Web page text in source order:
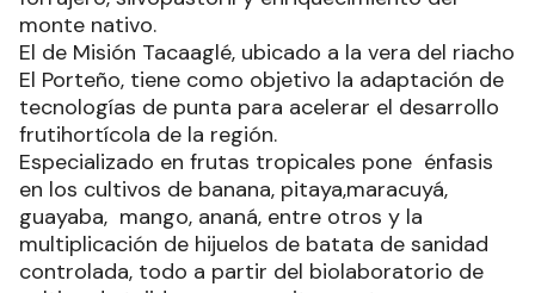
monte nativo.
El de Misión Tacaaglé, ubicado a la vera del riacho
El Porteño, tiene como objetivo la adaptación de
tecnologías de punta para acelerar el desarrollo
frutihortícola de la región.
Especializado en frutas tropicales pone énfasis
en los cultivos de banana, pitaya,maracuyá,
guayaba, mango, ananá, entre otros y la
multiplicación de hijuelos de batata de sanidad
controlada, todo a partir del biolaboratorio de